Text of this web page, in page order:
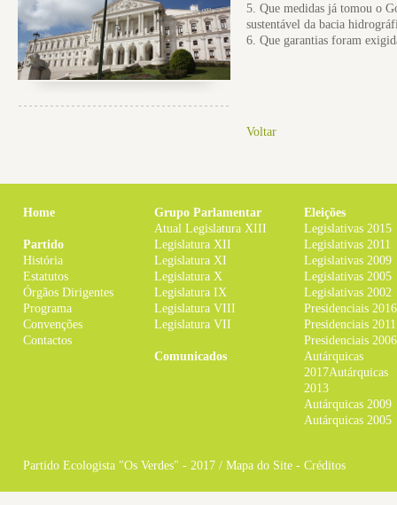
5. Que medidas já tomou o
sustentável da bacia
6. Que garantias foram
Voltar
Home
Partido
História
Estatutos
Órgãos Dirigentes
Programa
Convenções
Contactos
Grupo Parlamentar
Atual Legislatura XIII
Legislatura XII
Legislatura XI
Legislatura X
Legislatura IX
Legislatura VIII
Legislatura VII
Comunicados
Eleições
Legislativas 2015
Legislativas 2011
Legislativas 2009
Legislativas 2005
Legislativas 2002
Presidenciais 2016
Presidenciais 2011
Presidenciais 2006
Autárquicas
2017Autárquicas
2013
Autárquicas 2009
Autárquicas 2005
Partido Ecologista "Os Verdes" - 2017 / Mapa do Site - Créditos